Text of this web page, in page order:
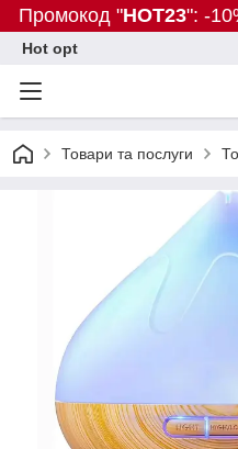
Промокод "HOT23": -
Hot opt
Товари та послуги